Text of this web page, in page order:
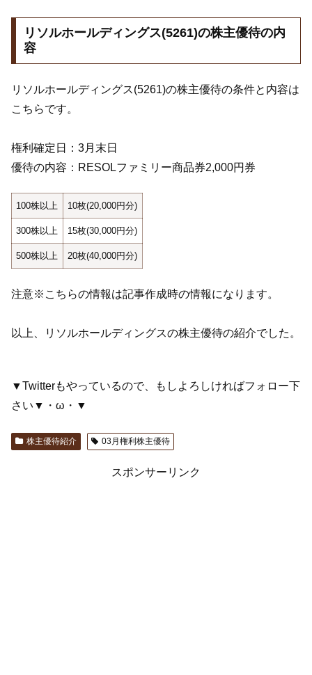
リソルホールディングス(5261)の株主優待の内
容
リソルホールディングス(5261)の株主優待の条件と内容は
こちらです。
権利確定日：3月末日
優待の内容：RESOLファミリー商品券2,000円券
100株以上 10枚(20,000円分)
300株以上 15枚(30,000円分)
500株以上 20枚(40,000円分)
注意※こちらの情報は記事作成時の情報になります。
以上、リソルホールディングスの株主優待の紹介でした。
▼Twitterもやっているので、もしよろしければフォロー下
さい▼・ω・▼
株主優待紹介 03月権利株主優待
スポンサーリンク